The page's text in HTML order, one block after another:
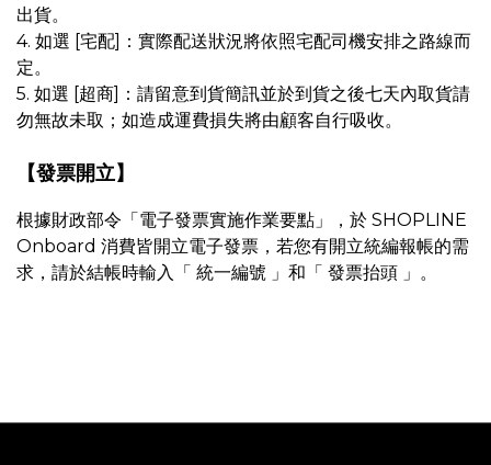
出貨。
4. 如選 [宅配]：實際配送狀況將依照宅配司機安排之路線而
定。
5. 如選 [超商]：請留意到貨簡訊並於到貨之後七天內取貨請
勿無故未取；如造成運費損失將由顧客自行吸收。
【發票開立】
根據財政部令「電子發票實施作業要點」，於 SHOPLINE
Onboard 消費皆開立電子發票， 若您有開立統編報帳的需
求，請於結帳時輸入「 統一編號 」和「 發票抬頭 」。